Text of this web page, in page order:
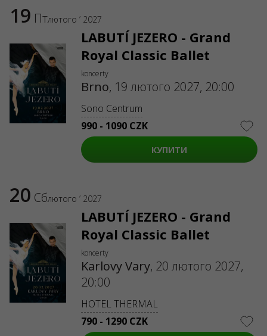
19 Птлютого ’ 2027
LABUTÍ JEZERO - Grand
Royal Classic Ballet
koncerty
Brno, 19 лютого 2027, 20:00
Sono Centrum
990 - 1090 CZK
КУПИТИ
20 Сблютого ’ 2027
LABUTÍ JEZERO - Grand
Royal Classic Ballet
koncerty
Karlovy Vary, 20 лютого 2027,
20:00
HOTEL THERMAL
790 - 1290 CZK